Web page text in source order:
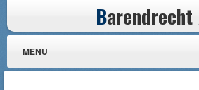
Barendrecht
MENU